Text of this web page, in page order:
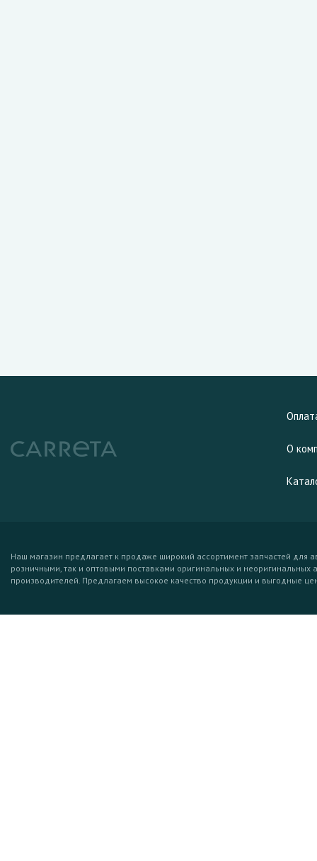
О
Наш магазин предлагает к продаже широкий ассортимент запчастей для
розничными, так и оптовыми поставками оригинальных и неоригинальных
производителей. Предлагаем высокое качество продукции и выгодные